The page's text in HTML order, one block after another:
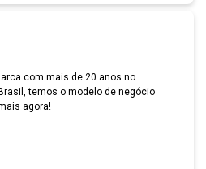
com mais de 20 anos no
temos o modelo de negócio
agora!